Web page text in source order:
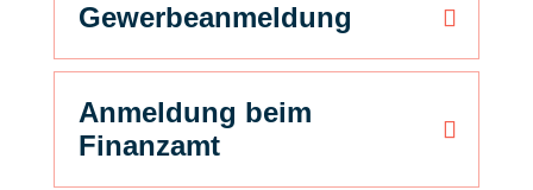
Gewerbeanmeldung
Anmeldung beim
Finanzamt